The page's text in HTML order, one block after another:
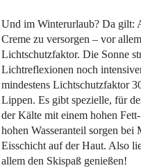
Und im Winterurlaub? Da gilt:
Creme zu versorgen – vor
Lichtschutzfaktor. Die Sonne
Lichtreflexionen noch
mindestens Lichtschutzfaktor
Lippen. Es gibt spezielle, für
der Kälte mit einem hohen
hohen Wasseranteil sorgen bei
Eisschicht auf der Haut. Also
allem den Skispaß genießen!